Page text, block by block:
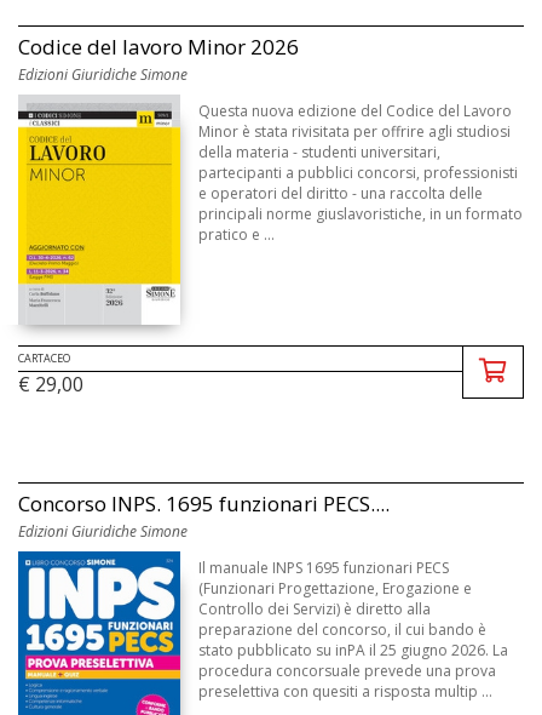
Codice del lavoro Minor 2026
Edizioni Giuridiche Simone
Questa nuova edizione del Codice del Lavoro
Minor è stata rivisitata per offrire agli studiosi
della materia - studenti universitari,
partecipanti a pubblici concorsi, professionisti
e operatori del diritto - una raccolta delle
principali norme giuslavoristiche, in un formato
pratico e ...
CARTACEO
€ 29,00
Concorso INPS. 1695 funzionari PECS....
Edizioni Giuridiche Simone
Il manuale INPS 1695 funzionari PECS
(Funzionari Progettazione, Erogazione e
Controllo dei Servizi) è diretto alla
preparazione del concorso, il cui bando è
stato pubblicato su inPA il 25 giugno 2026. La
procedura concorsuale prevede una prova
preselettiva con quesiti a risposta multip ...